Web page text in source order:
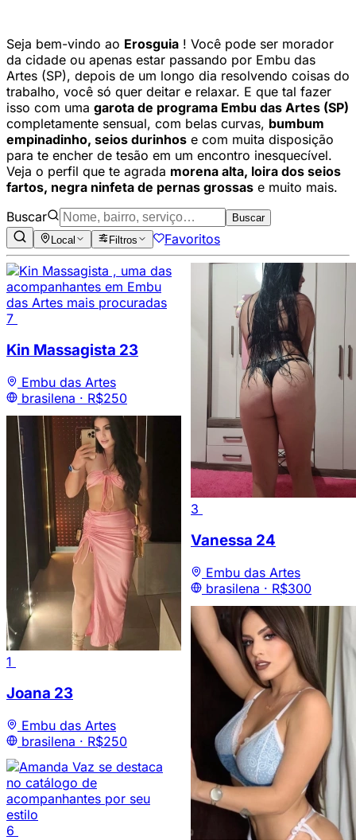
Seja bem-vindo ao Erosguia ! Você pode ser morador
da cidade ou apenas estar passando por Embu das
Artes (SP), depois de um longo dia resolvendo coisas do
trabalho, você só quer deitar e relaxar. E que tal fazer
isso com uma garota de programa Embu das Artes (SP)
completamente sensual, com belas curvas, bumbum
empinadinho, seios durinhos e com muita disposição
para te encher de tesão em um encontro inesquecível.
Veja o perfil que te agrada morena alta, loira dos seios
fartos, negra ninfeta de pernas grossas e muito mais.
Buscar
Buscar
Local
Filtros Favoritos
7
Kin Massagista 23
Embu das Artes
brasilena · R$250
3
Vanessa 24
Embu das Artes
brasilena · R$300
1
Joana 23
Embu das Artes
brasilena · R$250
6